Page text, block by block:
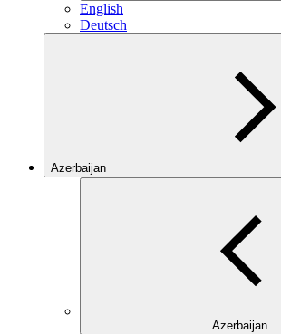
English
Deutsch
Azerbaijan
Azerbaijan